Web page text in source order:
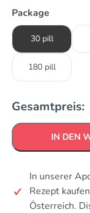
Package
30 pill
180 pill
Gesamtpreis:
IN DEN
In unserer
Rezept
Österreich.